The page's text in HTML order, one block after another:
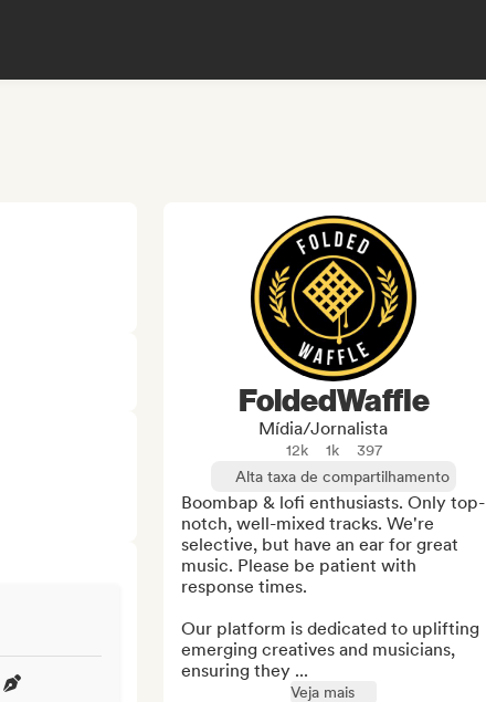
FoldedWaffle
Mídia/Jornalista
12k 1k
397
Alta taxa de compartilhamento
Boombap & lofi enthusiasts. Only top-
notch, well-mixed tracks. We're
selective, but have an ear for great
music. Please be patient with
response times.
Our platform is dedicated to uplifting
emerging creatives and musicians,
ensuring they ...
Veja mais